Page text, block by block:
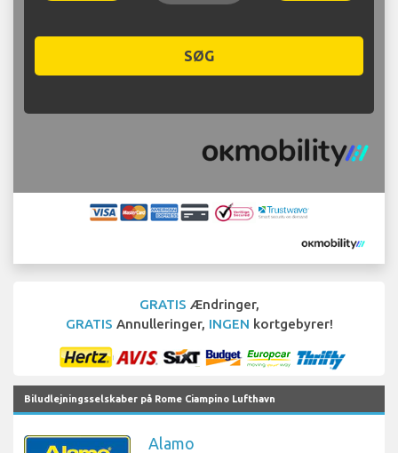
SØG
GRATIS Ændringer,
GRATIS Annulleringer, INGEN kortgebyrer!
Biludlejningsselskaber på Rome Ciampino Lufthavn
Alamo